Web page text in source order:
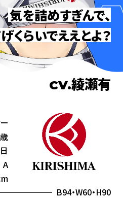
気を詰めすぎんで、
くらいでええとよ？
CV.綾瀬有
A
B94・W60・H90